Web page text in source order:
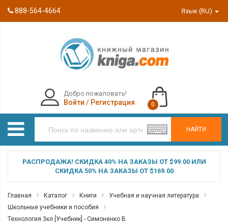
888-564-4664 Язык (RU)
НАЙТИ
Добро пожаловать!
Войти / Регистрация 0
РАСПРОДАЖА! СКИДКА 40% НА ЗАКАЗЫ ОТ $99.00 ИЛИ
СКИДКА 50% НА ЗАКАЗЫ ОТ $169.00
Главная Каталог Книги
Учебная и научная литература
Школьные учебники и пособия
Технология 3кл [Учебник] - Симоненко В.